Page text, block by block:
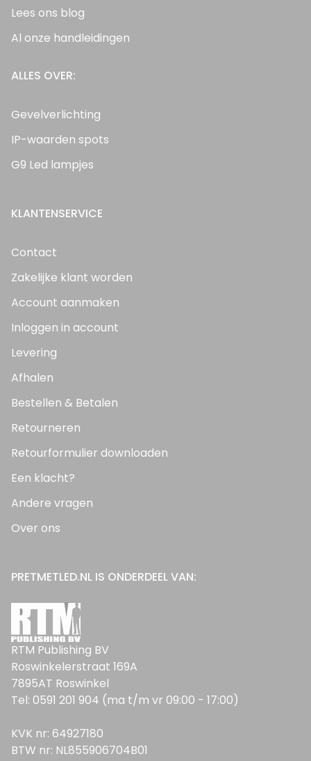
Lees ons blog
Al onze handleidingen
ALLES OVER:
Gevelverlichting
IP-waarden spots
G9 Led lampjes
KLANTENSERVICE
Contact
Zakelijke klant worden
Account aanmaken
Inloggen in account
Levering
Afhalen
Bestellen & Betalen
Retourneren
Retourformulier downloaden
Een klacht?
Andere vragen
Over ons
PRETMETLED.NL IS ONDERDEEL VAN:
RTM Publishing BV
Roswinkelerstraat 169A
7895AT Roswinkel
Tel: 0591 201 904 (ma t/m vr 09:00 - 17:00)
KVK nr: 64927180
BTW nr: NL855906704B01